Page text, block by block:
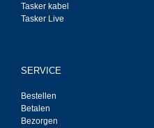
Tasker kabel
Tasker Live
SERVICE
Bestellen
Betalen
Bezorgen